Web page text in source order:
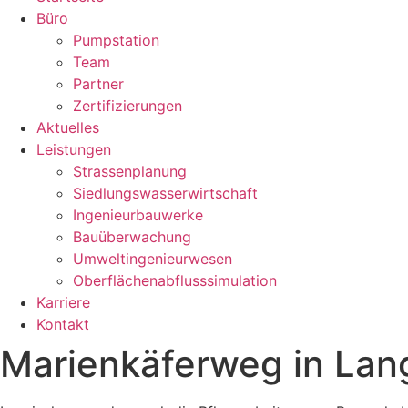
Büro
Pumpstation
Team
Partner
Zertifizierungen
Aktuelles
Leistungen
Strassenplanung
Siedlungswasserwirtschaft
Ingenieurbauwerke
Bauüberwachung
Umweltingenieurwesen
Oberflächenabflusssimulation
Karriere
Kontakt
Marienkäferweg in